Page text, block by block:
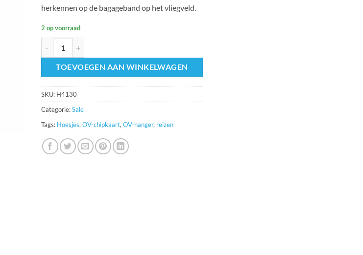
herkennen op de bagageband op het vliegveld.
2 op voorraad
TOEVOEGEN AAN WINKELWAGEN
SKU: H4130
Categorie:Sale
Tags: Hoesjes,OV-chipkaart,OV-hanger, reizen